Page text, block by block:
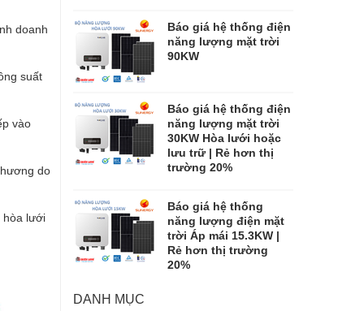
doanh
suất
vào
do
hòa lưới
Báo giá hệ thống điện
năng lượng mặt trời
90KW
Báo giá hệ thống điện
năng lượng mặt trời
30KW Hòa lưới hoặc
lưu trữ | Rẻ hơn thị
trường 20%
Báo giá hệ thống
năng lượng điện mặt
trời Áp mái 15.3KW |
Rẻ hơn thị trường
20%
DANH MỤC